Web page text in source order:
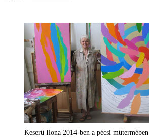
Keserü Ilona 2014-ben a pécsi műtermében